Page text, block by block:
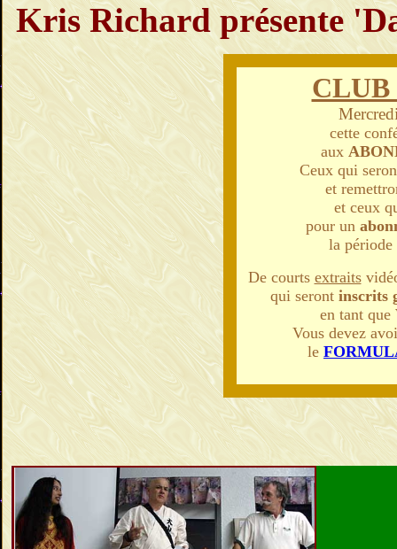
Kris Richard présente
CLUB
cette
aux
Ceux qui
et
et ceux
pour un
la période
De courts extraits
qui seront inscrits
en tant que
Vous devez
le